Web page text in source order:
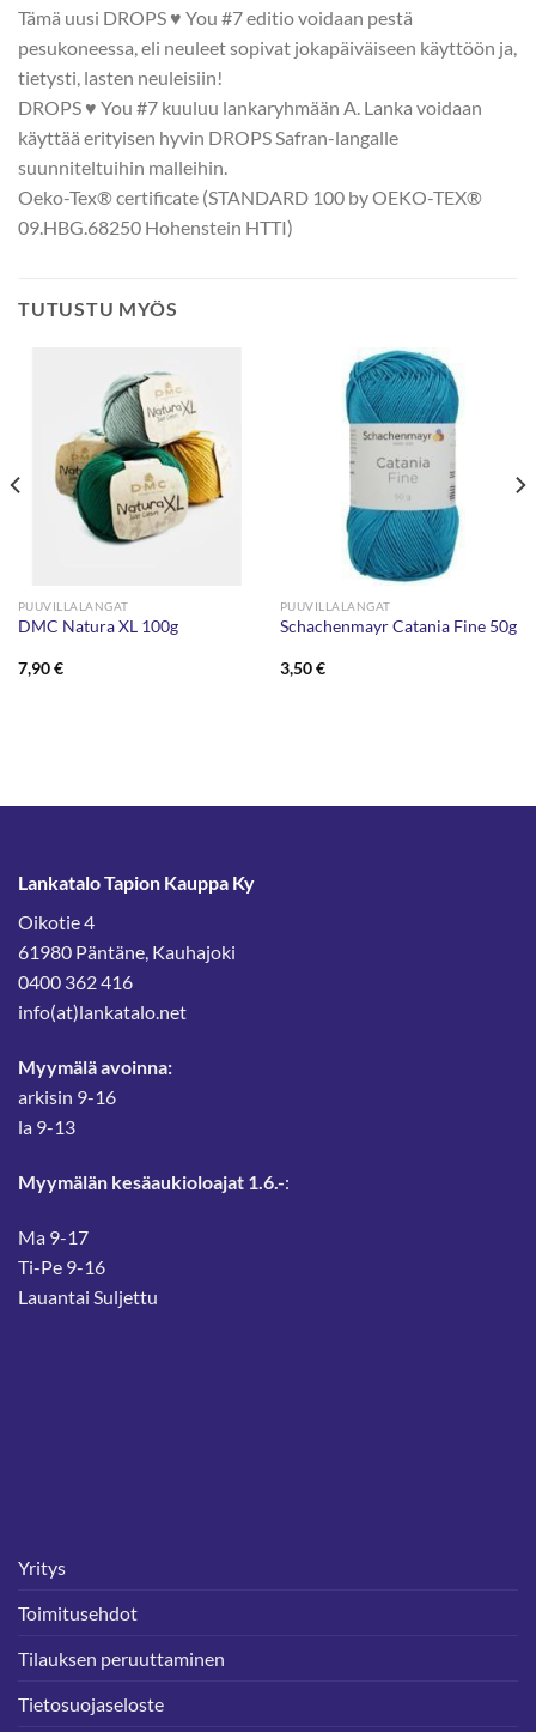
Tämä uusi DROPS ♥ You #7 editio voidaan pestä
pesukoneessa, eli neuleet sopivat jokapäiväiseen käyttöön ja,
tietysti, lasten neuleisiin!
DROPS ♥ You #7 kuuluu lankaryhmään A. Lanka voidaan
käyttää erityisen hyvin DROPS Safran-langalle
suunniteltuihin malleihin.
Oeko-Tex® certificate (STANDARD 100 by OEKO-TEX®
09.HBG.68250 Hohenstein HTTI)
TUTUSTU MYÖS
PUUVILLALANGAT
DMC Natura XL 100g
7,90€
PUUVILLALANGAT
Schachenmayr Catania Fine 50g
3,50€
Lankatalo Tapion Kauppa Ky
Oikotie 4
61980 Päntäne, Kauhajoki
0400 362 416
info(at)lankatalo.net
Myymälä avoinna:
arkisin 9-16
la 9-13
Myymälän kesäaukioloajat 1.6.-:
Ma 9-17
Ti-Pe 9-16
Lauantai Suljettu
Yritys
Toimitusehdot
Tilauksen peruuttaminen
Tietosuojaseloste